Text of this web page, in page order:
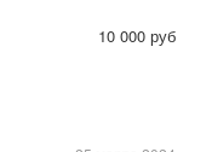
10 000 руб